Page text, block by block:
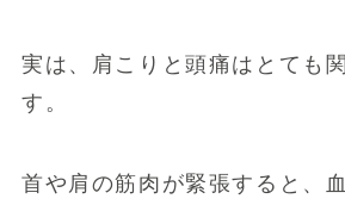
実は、肩こりと頭痛はとても
す。
首や肩の筋肉が緊張すると、